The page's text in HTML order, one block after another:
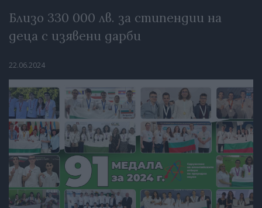
Близо 330 000 лв. за стипендии на
деца с изявени дарби
22.06.2024